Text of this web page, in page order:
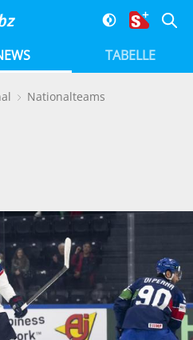
TABELLE
Nationalteams